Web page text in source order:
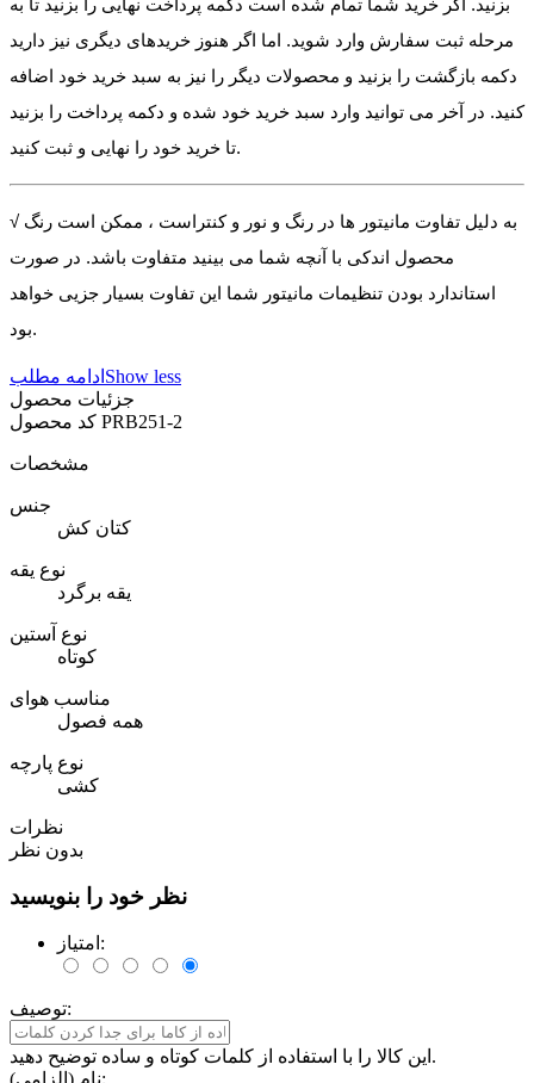
مرحله ثبت سفارش وارد شوید. اما اگر هنوز خریدهای دیگری نیز دارید
دکمه بازگشت را بزنید و محصولات دیگر را نیز به سبد خرید خود اضافه
کنید. در آخر می توانید وارد سبد خرید خود شده و دکمه پرداخت را بزنید
تا خرید خود را نهایی و ثبت کنید.
√ به دلیل تفاوت مانیتور ها در رنگ و نور و کنتراست ، ممکن است رنگ
محصول اندکی با آنچه شما می بینید متفاوت باشد. در صورت
استاندارد بودن تنظیمات مانیتور شما این تفاوت بسیار جزیی خواهد
بود.
ادامه مطلب Show less
جزئیات محصول
PRB251-2
مشخصات
جنس
کتان کش
نوع یقه
یقه برگرد
نوع آستین
کوتاه
مناسب هوای
همه فصول
نوع پارچه
کشی
نظرات
بدون نظر
نظر خود را بنویسید
امتیاز:
توصیف:
این کالا را با استفاده از کلمات کوتاه و ساده توضیح دهید.